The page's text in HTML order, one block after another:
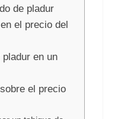
de pladur
el precio del
en un
el precio